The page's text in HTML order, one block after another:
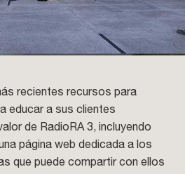
recientes recursos para
educar a sus clientes
de RadioRA 3, incluyendo
página web dedicada a los
que puede compartir con ellos